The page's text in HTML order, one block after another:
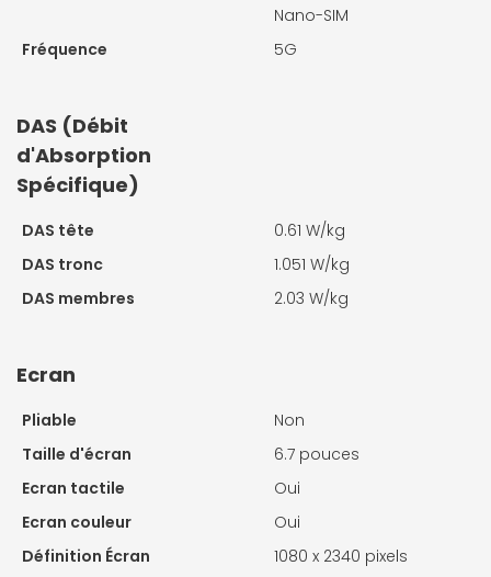
Nano-SIM
Fréquence
5G
DAS (Débit
d'Absorption
Spécifique)
DAS tête
0.61 W/kg
DAS tronc
1.051 W/kg
DAS membres
2.03 W/kg
Ecran
Pliable
Non
Taille d'écran
6.7 pouces
Ecran tactile
Oui
Ecran couleur
Oui
Définition Écran
1080 x 2340 pixels